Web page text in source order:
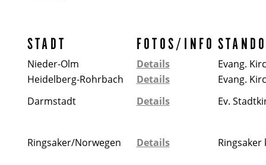
STADT FOTOS/INFO
Nieder-Olm Details
Evang.
Heidelberg-Rohrbach
Details
Evang.
Darmstadt
Details Ev.
Ringsaker/Norwegen Details Ringsaker